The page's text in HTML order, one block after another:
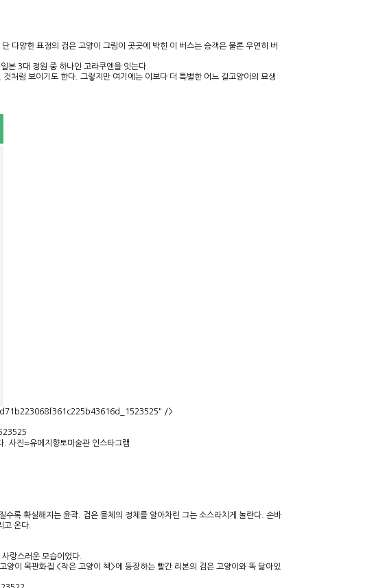
다양한 표정의 검은 고양이 그림이 곳곳에 박힌 이 버스는 승객은 물론 우연히 버
본 3대 정원 중 하나인 고라쿠엔을 잇는다.
처럼 보이기도 한다. 그렇지만 여기에는 이보다 더 특별한 어느 길고양이의 묘생
/>
사진=유메지향토미술관 인스타그램
록 확실해지는 윤곽. 검은 물체의 정체를 알아차린 그는 소스라치게 놀란다. 손바
고 온다.
랑스러운 모습이었다.
이 목판화집 <작은 고양이 책>에 등장하는 빨간 리본의 검은 고양이와 똑 닮아있